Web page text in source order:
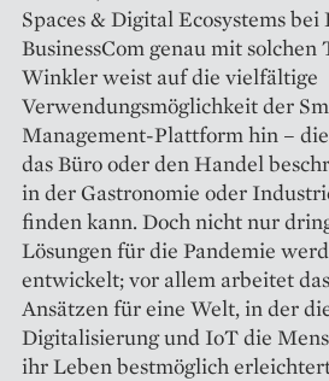
Spaces & Digital Ecosystems bei
BusinessCom genau mit solchen
Winkler weist auf die vielfältige
Verwendungsmöglichkeit der
Management-Plattform hin –
das Büro oder den Handel
in der Gastronomie oder
finden kann. Doch nicht nur
Lösungen für die Pandemie
entwickelt; vor allem arbeitet
Ansätzen für eine Welt, in der
Digitalisierung und IoT die
ihr Leben bestmöglich